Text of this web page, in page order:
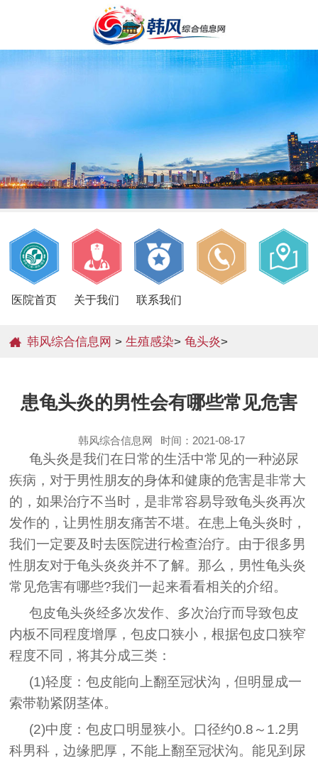
医院首页 关于我们 联系我们
韩风综合信息网 >生殖感染>龟头炎>
患龟头炎的男性会有哪些常见危害
韩风综合信息网 时间：2021-08-17
龟头炎是我们在日常的生活中常见的一种泌尿
疾病，对于男性朋友的身体和健康的危害是非常大
的，如果治疗不当时，是非常容易导致龟头炎再次
发作的，让男性朋友痛苦不堪。在患上龟头炎时，
我们一定要及时去医院进行检查治疗。由于很多男
性朋友对于龟头炎炎并不了解。那么，男性龟头炎
常见危害有哪些?我们一起来看看相关的介绍。
包皮龟头炎经多次发作、多次治疗而导致包皮
内板不同程度增厚，包皮口狭小，根据包皮口狭窄
程度不同，将其分成三类：
(1)轻度：包皮能向上翻至冠状沟，但明显成一
索带勒紧阴茎体。
(2)中度：包皮口明显狭小。口径约0.8～1.2男
科男科，边缘肥厚，不能上翻至冠状沟。能见到尿